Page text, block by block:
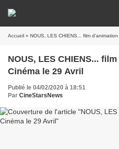
Accueil » NOUS, LES CHIENS... film
NOUS, LES CHIENS...
Cinéma le 29 Avril
Publié le 04/02/2020 à 18:51
Par CineStarsNews